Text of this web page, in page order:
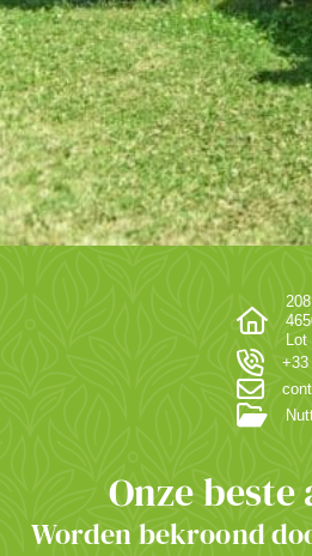
+33
Onze beste
Worden bekroond